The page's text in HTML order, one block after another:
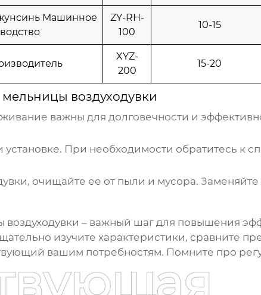
Машинное
ZY-RH-
100
10-15
XYZ-
200
15-20
воздуходувки
важны для долговечности и
При необходимости обратитесь к
очищайте ее от пыли и мусора.
– важный шаг для повышения
изучите характеристики, сравните
вашим потребностям. Помните про